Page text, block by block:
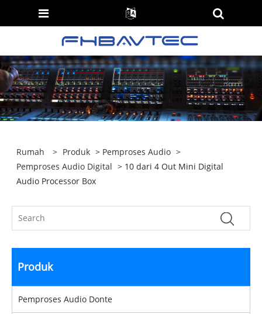
Rumah > Produk > Pemproses Audio >
Pemproses Audio Digital > 10 dari 4 Out Mini Digital
Audio Processor Box
Produk
Pemproses Audio Donte